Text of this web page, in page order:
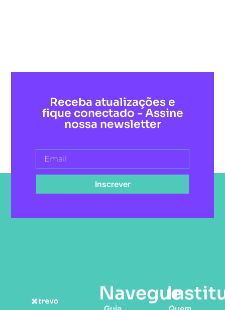
Receba atualizações e
fique conectado - Assine
nossa newsletter
Inscrever
Navegue